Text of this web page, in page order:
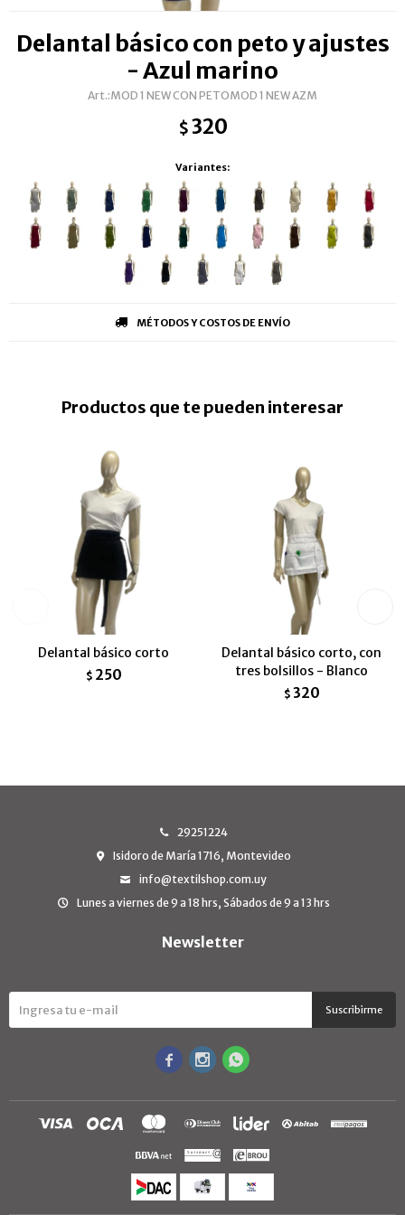
Delantal básico con peto y ajustes
- Azul marino
MOD 1 NEW CON PETOMOD 1 NEW AZM
$320
Variantes:
MÉTODOS Y COSTOS DE ENVÍO
Productos que te pueden interesar
Delantal básico corto
$ 250
Delantal básico corto, con
tres bolsillos - Blanco
$ 320
29251224
Isidoro de María 1716, Montevideo
info@textilshop.com.uy
Lunes a viernes de 9 a 18 hrs, Sábados de 9 a 13 hrs
Newsletter
Suscribirme
  